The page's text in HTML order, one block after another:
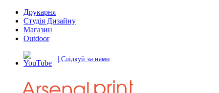
Друкарня
Студія Дизайну
Магазин
Outdoor
| Слідкуй за нами